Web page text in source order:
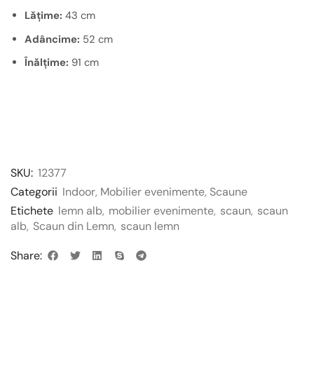
Lățime: 43 cm
Adâncime: 52 cm
Înălțime: 91 cm
SKU: 12377
Categorii Indoor, Mobilier evenimente, Scaune
Etichete lemn alb, mobilier evenimente, scaun, scaun
alb, Scaun din Lemn, scaun lemn
Share: